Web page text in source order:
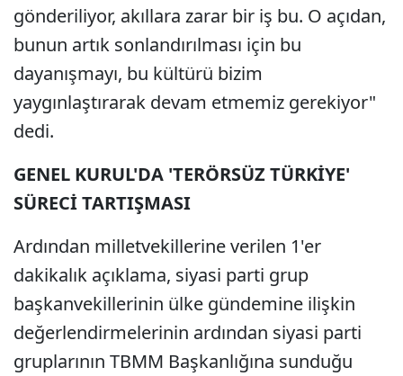
gönderiliyor, akıllara zarar bir iş bu. O açıdan,
bunun artık sonlandırılması için bu
dayanışmayı, bu kültürü bizim
yaygınlaştırarak devam etmemiz gerekiyor"
dedi.
GENEL KURUL'DA 'TERÖRSÜZ TÜRKİYE'
SÜRECİ TARTIŞMASI
Ardından milletvekillerine verilen 1'er
dakikalık açıklama, siyasi parti grup
başkanvekillerinin ülke gündemine ilişkin
değerlendirmelerinin ardından siyasi parti
gruplarının TBMM Başkanlığına sunduğu